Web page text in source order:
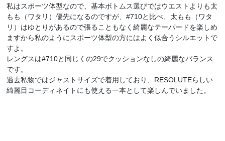
私はスポーツ体型なので、基本ボトムス選びではウエストよりも太
もも（ワタリ）優先になるのですが、#710と比べ、太もも（ワタ
リ）はゆとりがあるので張ることもなく綺麗なテーパードを楽しめ
ますから私のようにスポーツ体型の方にはよく似合うシルエットで
すよ。
レングスは#710と同じくの29でクッションなしの綺麗なバランス
です。
過去私物ではジャストサイズで着用しており、RESOLUTEらしい
綺麗目コーディネイトにも使える一本として楽しんでいました。